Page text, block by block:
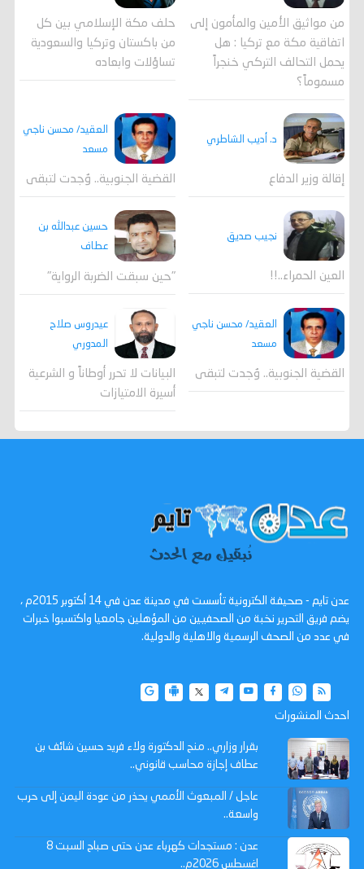
من مواثيق الأمين والمأمون إلى
اتفاقية مكة مع تركيا : هل
يحمل التحالف التركي خنجراً
مسموماً؟
حلف مكة الإسلامي بين كل
من باكستان وتركيا والسعودية
تساؤلات وابعاده
د. أديب الشاطري
إقالة وزير الدفاع
العقيد/ محسن ناجي
مسعد
القضية الجنوبية.. وُجدت لتبقى
نجيب صديق
العين الحمراء..!!
حسين عبدالله بن
عطاف
"حين سبقت الضربة الرواية"
العقيد/ محسن ناجي
مسعد
القضية الجنوبية.. وُجدت لتبقى
عيدروس صلاح
المدوري
البيانات لا تحرر أوطاناً و الشرعية
أسيرة الامتيازات
عدن تايم - صحيفة الكترونية تأسست في مدينة عدن في 14 أكتوبر 2015م ،
يضم فريق التحرير نخبة من الصحفيين من المؤهلين جامعيا واكتسبوا خبرات
في عدد من الصحف الرسمية والاهلية والدولية.
احدث المنشورات
بقرار وزاري.. منح الدكتورة ولاء فريد حسين شائف بن
عطاف إجازة محاسب قانوني..
عاجل / المبعوث الأممي يحذر من عودة اليمن إلى حرب
واسعة..
عدن : مستجدات كهرباء عدن حتى صباح السبت 8
اغسطس 2026م..